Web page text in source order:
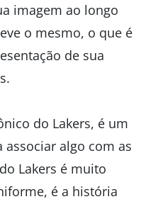
imagem ao longo
o mesmo, o que é
de sua
do Lakers, é um
associar algo com as
Lakers é muito
é a história